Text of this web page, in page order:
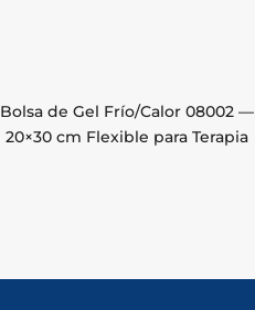
Bolsa de Gel Frío/Calor 08002 —
20×30 cm Flexible para Terapia